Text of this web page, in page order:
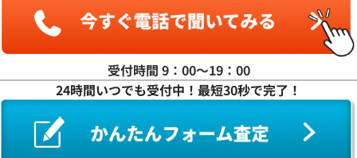
ワ行
受付時間 9：00〜19：00
24時間いつでも受付中！最短30秒で完了！